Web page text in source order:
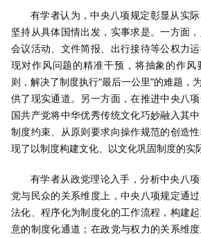
有学者认为，中央八项规定彰显从实
坚持从具体国情出发，实事求是。一方面，
会议活动、文件简报、出行接待等公权力
现对作风问题的精准干预，将抽象的作风
则，解决了制度执行“最后一公里”的难题，
供了现实通道。另一方面，在推进中央八
国共产党将中华优秀传统文化巧妙融入其
制度约束、从原则要求向操作规范的创造
现了以制度构建文化、以文化巩固制度的实
有学者从政党理论入手，分析中央八
党与民众的关系维度上，中央八项规定通
法化、程序化为制度化的工作流程，构建
意的制度化通道；在政党与权力的关系维